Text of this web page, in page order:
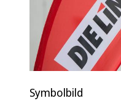
Symbolbild